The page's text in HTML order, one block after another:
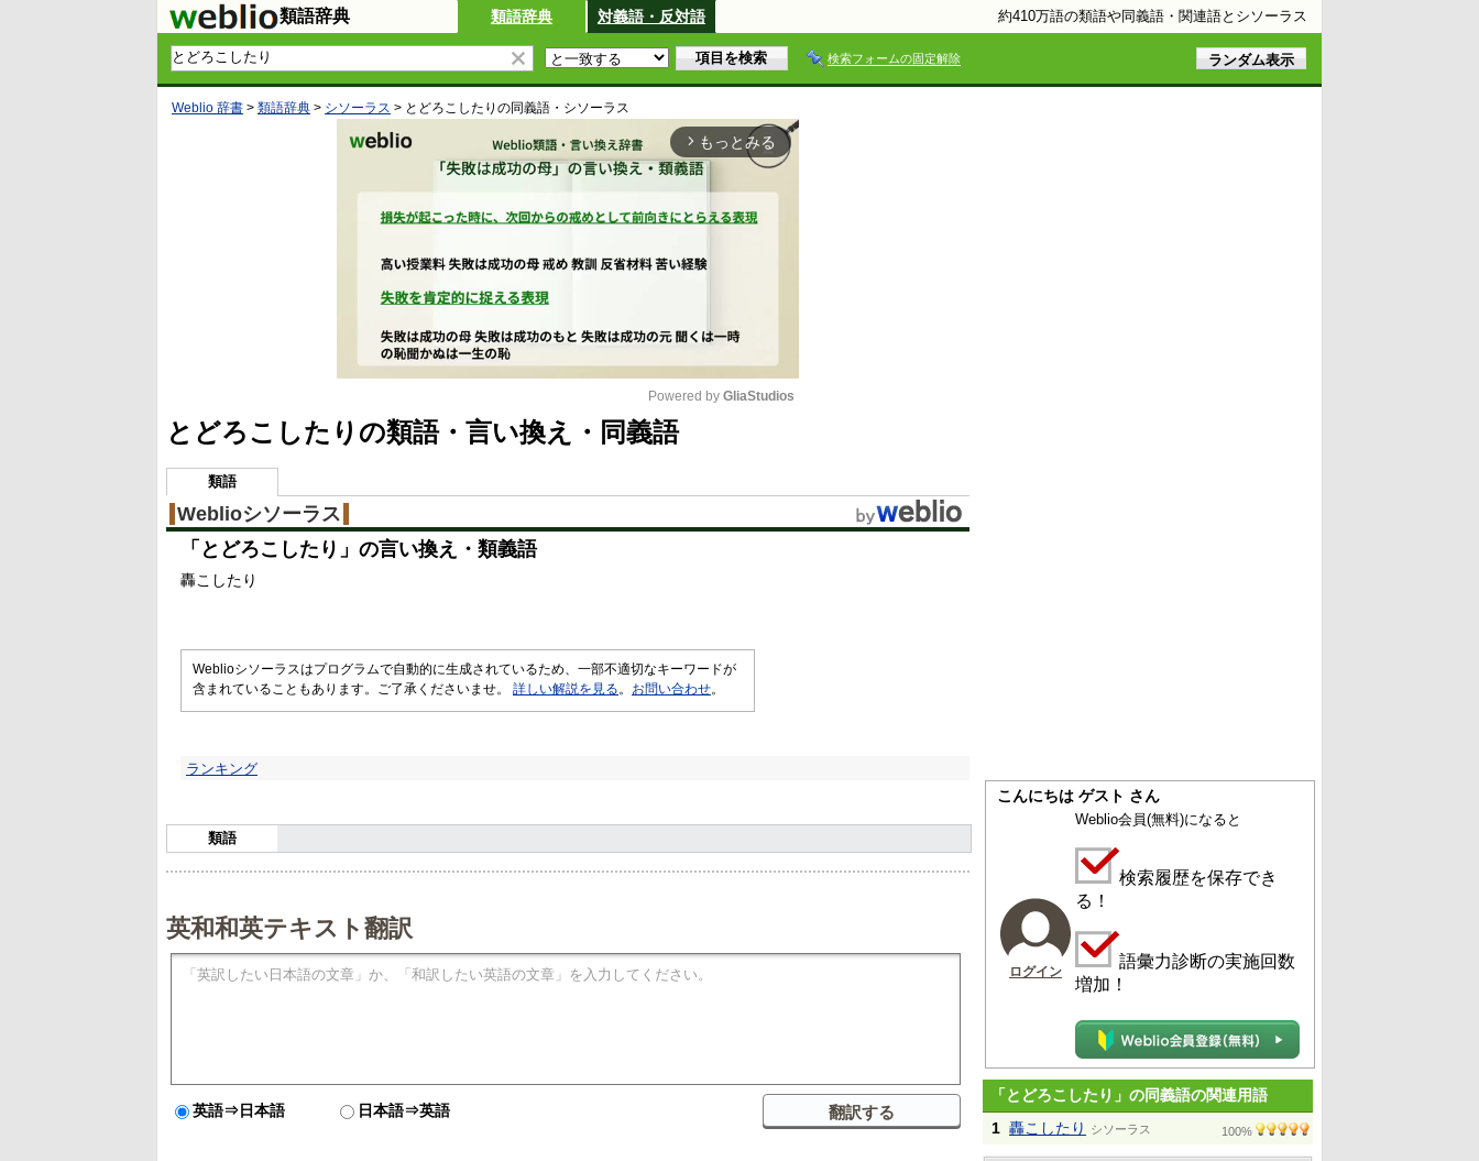
類語辞典 類語辞典 対義語・反対語 約410万語の類語や同義語・関連語とシソーラス
検索フォームの固定解除
Weblio 辞書 > 類語辞典 > シソーラス > とどろこしたり の同義語・シソーラス
arrow_forward_ios もっとみる
Powered by GliaStudios
とどろこしたりの類語・言い換え・同義語
類語
Weblioシソーラス
「 とどろこしたり 」の言い換え・類義語
轟こしたり
Weblioシソーラスはプログラムで自動的に生成されているため、一部不適切なキーワードが
含まれていることもあります。ご了承くださいませ。 詳しい解説を見る 。 お問い合わせ。
ランキング
類語
英和和英テキスト翻訳
英語⇒日本語 日本語⇒英語
こんにちは ゲスト さん
ログイン
Weblio会員(無料)になると
検索履歴を保存でき
る！
語彙力診断の実施回数
増加！
「とどろこしたり」の同義語の関連用語
1 轟こしたり シソーラス 100%